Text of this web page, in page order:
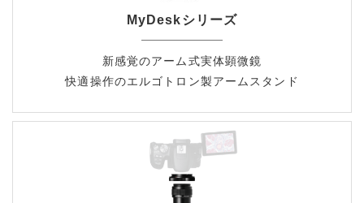
MyDeskシリーズ
新感覚のアーム式実体顕微鏡
快適操作のエルゴトロン製アームスタンド